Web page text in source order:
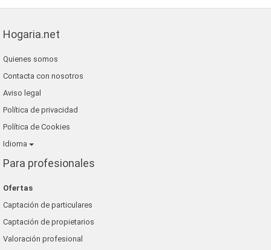
Hogaria.net
Quienes somos
Contacta con nosotros
Aviso legal
Política de privacidad
Política de Cookies
Idioma
Para profesionales
Ofertas
Captación de particulares
Captación de propietarios
Valoración profesional